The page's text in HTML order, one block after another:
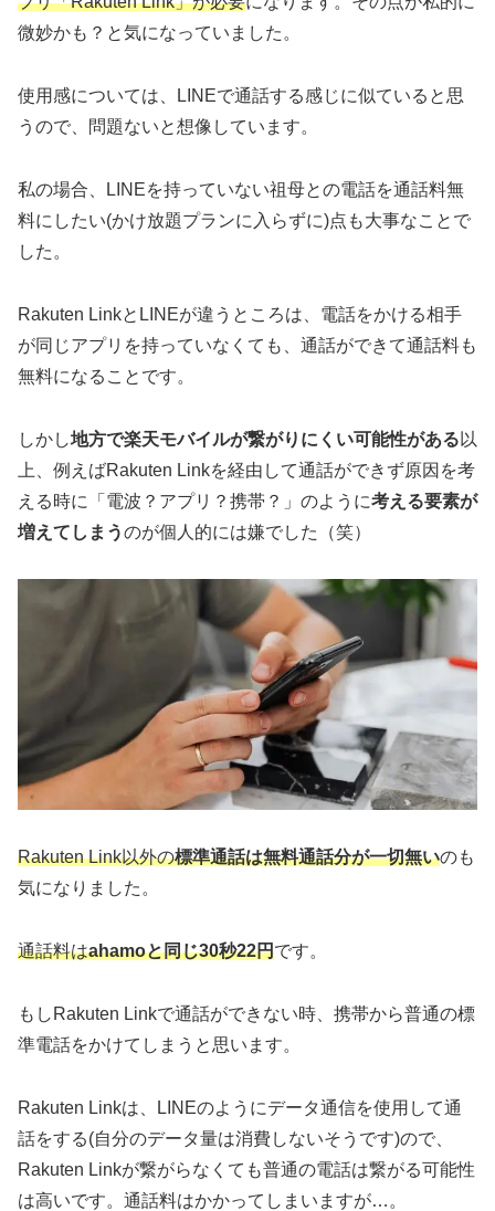
微妙かも？と気になっていました。
使用感については、LINEで通話する感じに似ていると思
うので、問題ないと想像しています。
私の場合、LINEを持っていない祖母との電話を通話料無
料にしたい(かけ放題プランに入らずに)点も大事なことで
した。
Rakuten LinkとLINEが違うところは、電話をかける相手
が同じアプリを持っていなくても、通話ができて通話料も
無料になることです。
しかし地方で楽天モバイルが繋がりにくい可能性がある 以
上、例えばRakuten Linkを経由して通話ができず原因を考
える時に「電波？アプリ？携帯？」のように考える要素が
増えてしまうのが個人的には嫌でした（笑）
Rakuten Link以外の標準通話は無料通話分が一切無いのも
気になりました。
通話料はahamoと同じ30秒22円です。
もしRakuten Linkで通話ができない時、携帯から普通の標
準電話をかけてしまうと思います。
Rakuten Linkは、LINEのようにデータ通信を使用して通
話をする(自分のデータ量は消費しないそうです)ので、
Rakuten Linkが繋がらなくても普通の電話は繋がる可能性
は高いです。通話料はかかってしまいますが…。